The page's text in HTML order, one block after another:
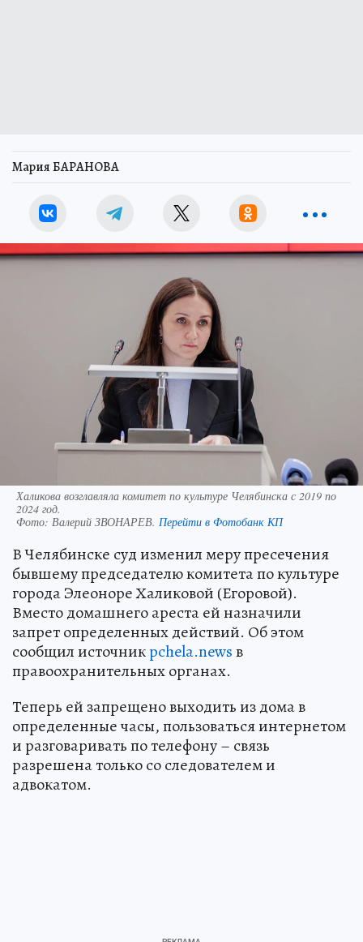
Мария БАРАНОВА
Халикова возглавляла комитет по культуре Челябинска с 2019 по
2024 год.
Фото: Валерий ЗВОНАРЕВ. Перейти в Фотобанк КП
В Челябинске суд изменил меру пресечения
бывшему председателю комитета по культуре
города Элеоноре Халиковой (Егоровой).
Вместо домашнего ареста ей назначили
запрет определенных действий. Об этом
сообщил источникpchela.newsв
правоохранительных органах.
Теперь ей запрещено выходить из дома в
определенные часы, пользоваться интернетом
и разговаривать по телефону – связь
разрешена только со следователем и
адвокатом.